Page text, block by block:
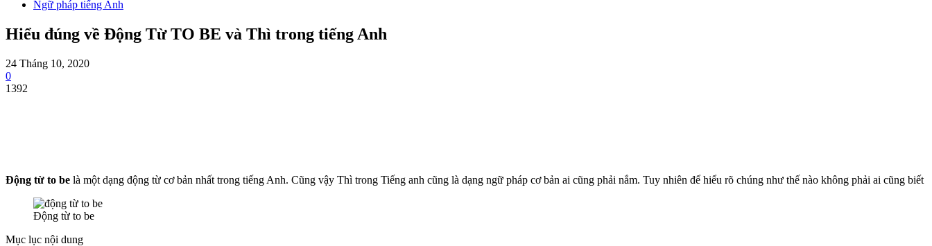
Ngữ pháp tiếng Anh
Hiểu đúng về Động Từ TO BE và Thì trong tiếng Anh
24 Tháng 10, 2020
0
1392
Động từ to be là một dạng động từ cơ bản nhất trong tiếng Anh. Cũng vậy Thì trong Tiếng anh cũng là dạng ngữ pháp cơ bản ai cũng phải nắm. Tuy nhiên để hiểu rõ chúng như thế nào không phải ai cũng biết
Động từ to be
Mục lục nội dung